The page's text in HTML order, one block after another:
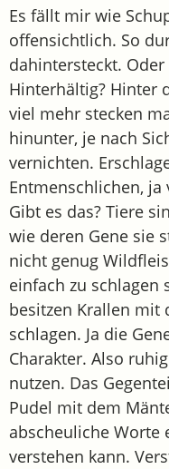
Es fällt mir wie
offensichtlich. So
dahintersteckt.
Hinterhältig? Hinter
viel mehr stecken
hinunter, je nach
vernichten.
Entmenschlichen,
Gibt es das? Tiere
wie deren Gene sie
nicht genug
einfach zu schlagen
besitzen Krallen mit
schlagen. Ja die
Charakter. Also
nutzen. Das
Pudel mit dem
abscheuliche Worte
verstehen kann.